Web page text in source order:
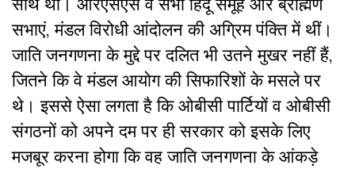
सभाएं, मंडल विरोधी आंदोलन की अग्रिम पंक्ति में थीं।
जाति जनगणना के मुद्दे पर दलित भी उतने मुखर नहीं हैं,
जितने कि वे मंडल आयोग की सिफारिशों के मसले पर
थे। इससे ऐसा लगता है कि ओबीसी पार्टियों व ओबीसी
संगठनों को अपने दम पर ही सरकार को इसके लिए
मजबूर करना होगा कि वह जाति जनगणना के आंकड़े